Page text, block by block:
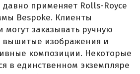
применяет Rolls-Royce
Bespoke. Клиенты
могут заказывать ручную
вышитые изображения и
композиции. Некоторые
в единственном экземпляре